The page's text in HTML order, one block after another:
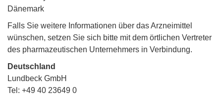
Dänemark
Falls Sie weitere Informationen über das Arzneimittel
wünschen, setzen Sie sich bitte mit dem örtlichen Vertreter
des pharmazeutischen Unternehmers in Verbindung.
Deutschland
Lundbeck GmbH
Tel: +49 40 23649 0